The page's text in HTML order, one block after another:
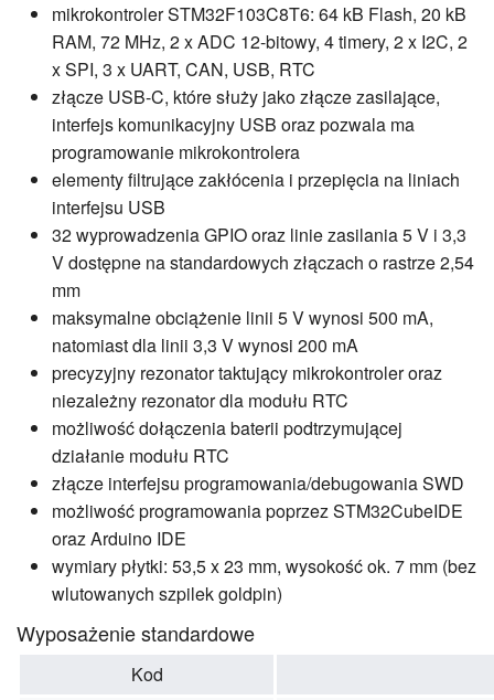
mikrokontroler STM32F103C8T6: 64 kB Flash, 20 kB
RAM, 72 MHz, 2 x ADC 12-bitowy, 4 timery, 2 x I2C, 2
x SPI, 3 x UART, CAN, USB, RTC
złącze USB-C, które służy jako złącze zasilające,
interfejs komunikacyjny USB oraz pozwala ma
programowanie mikrokontrolera
elementy filtrujące zakłócenia i przepięcia na liniach
interfejsu USB
32 wyprowadzenia GPIO oraz linie zasilania 5 V i 3,3
V dostępne na standardowych złączach o rastrze 2,54
mm
maksymalne obciążenie linii 5 V wynosi 500 mA,
natomiast dla linii 3,3 V wynosi 200 mA
precyzyjny rezonator taktujący mikrokontroler oraz
niezależny rezonator dla modułu RTC
możliwość dołączenia baterii podtrzymującej
działanie modułu RTC
złącze interfejsu programowania/debugowania SWD
możliwość programowania poprzez STM32CubeIDE
oraz Arduino IDE
wymiary płytki: 53,5 x 23 mm, wysokość ok. 7 mm (bez
wlutowanych szpilek goldpin)
Wyposażenie standardowe
Kod